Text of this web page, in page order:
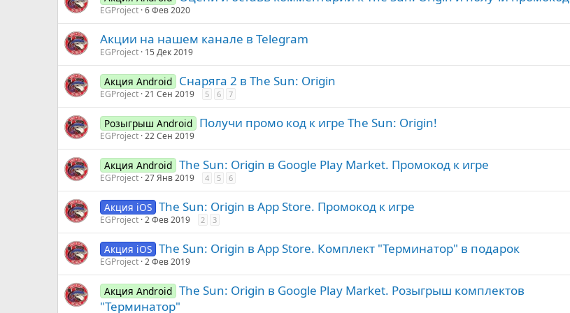
EGProject 6 Фев 2020
Акции на нашем канале в Telegram
EGProject 15 Дек 2019
Акция Android Снаряга 2 в The Sun: Origin
EGProject 21 Сен 2019 5 6 7
Розыгрыш Android Получи промо код к игре The Sun: Origin!
EGProject 22 Сен 2019
Акция Android The Sun: Origin в Google Play Market. Промокод к игре
EGProject 27 Янв 2019 4 5 6
Акция iOS The Sun: Origin в App Store. Промокод к игре
EGProject 2 Фев 2019 2 3
Акция iOS The Sun: Origin в App Store. Комплект "Терминатор" в подарок
EGProject 2 Фев 2019
Акция Android The Sun: Origin в Google Play Market. Розыгрыш комплектов
"Терминатор"